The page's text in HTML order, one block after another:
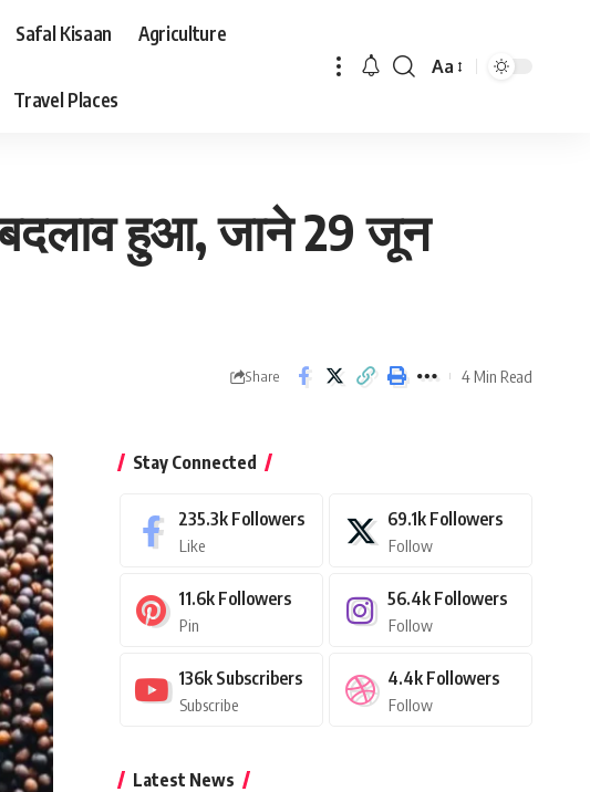
Safal Kisaan Agriculture
Travel Places
Font
Aa
हुआ, जाने 29 जून
Share 4 Min Read
Stay Connected
235.3k Followers
Like
69.1k Followers
Follow
11.6k Followers
Pin
56.4k Followers
Follow
136k Subscribers
Subscribe
4.4k Followers
Follow
Latest News